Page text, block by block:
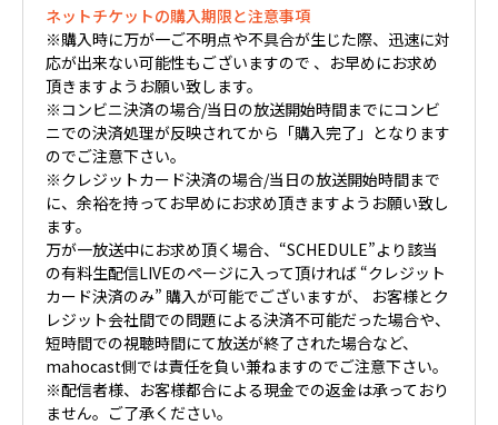
ネットチケットの購入期限と注意事項
※購入時に万が一ご不明点や不具合が生じた際、迅速に対
応が出来ない可能性もございますので 、お早めにお求め
頂きますようお願い致します。
※コンビニ決済の場合/当日の放送開始時間までにコンビ
ニでの決済処理が反映されてから「購入完了」となります
のでご注意下さい。
※クレジットカード決済の場合/当日の放送開始時間まで
に、余裕を持ってお早めにお求め頂きますようお願い致し
ます。
万が一放送中にお求め頂く場合、“SCHEDULE”より該当
の有料生配信LIVEのページに入って頂ければ “クレジット
カード決済のみ” 購入が可能でございますが、 お客様とク
レジット会社間での問題による決済不可能だった場合や、
短時間での視聴時間にて放送が終了された場合など、
mahocast側では責任を負い兼ねますのでご注意下さい。
※配信者様、お客様都合による現金での返金は承っており
ません。ご了承ください。